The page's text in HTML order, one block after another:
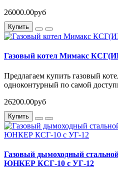
26000.00руб
Купить
Газовый котел Мимакс
Предлагаем купить газовый
одноконтурный по самой
26200.00руб
Купить
Газовый дымоходный
ЮНКЕР КСГ-10 с УГ-12